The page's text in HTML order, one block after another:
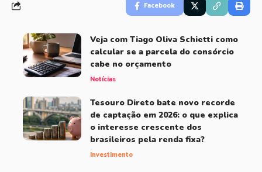
Facebook
Veja com Tiago Oliva Schietti como
calcular se a parcela do consórcio
cabe no orçamento
Notícias
Tesouro Direto bate novo recorde
de captação em 2026: o que explica
o interesse crescente dos
brasileiros pela renda fixa?
Investimento